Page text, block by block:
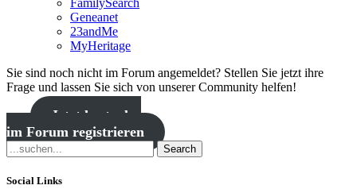
FamilySearch
Geneanet
23andMe
MyHeritage
Sie sind noch nicht im Forum angemeldet? Stellen Sie jetzt ihre
Frage und lassen Sie sich von unserer Community helfen!
Jetzt kostenlos
im Forum registrieren
Search
Social Links